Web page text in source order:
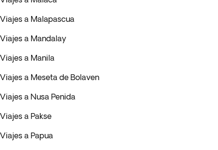
Viajes a Malapascua
Viajes a Mandalay
Viajes a Manila
Viajes a Meseta de Bolaven
Viajes a Nusa Penida
Viajes a Pakse
Viajes a Papua